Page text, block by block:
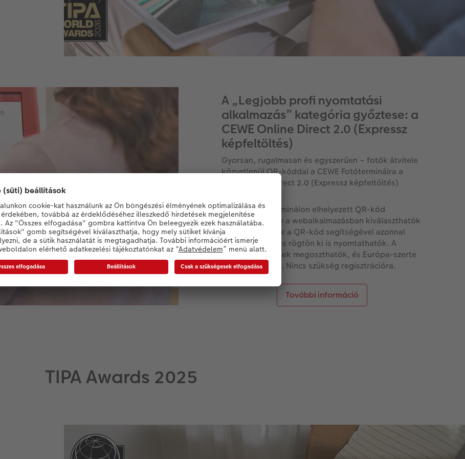
A „Legjobb profi nyomtatási
alkalmazás” kategória győztese: a
CEWE Online Direct 2.0 (Expressz
képfeltöltés)
Gyorsan, rugalmasan és egyszerűen – fotók átvitele
közvetlenül QR-kóddal a CEWE Fotóterminálra a
CEWE Online Direct 2.0 (Expressz képfeltöltés)
A CEWE Fotóterminálon elhelyezett QR-kód
beolvasása után a webalkalmazásban kiválaszthatók
a fotók, amelyek a QR-kód segítségével azonnal
továbbíthatók és rögtön ki is nyomtathatók. A
kiválasztott képek megoszthatók, és Európa-szerte
kinyomtathatók. Nincs szükség regisztrációra.
További információ
TIPA Awards 2025